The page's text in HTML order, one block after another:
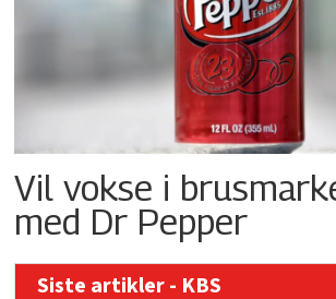
Vil vokse i
med Dr Pepper
Siste artikler - KBS